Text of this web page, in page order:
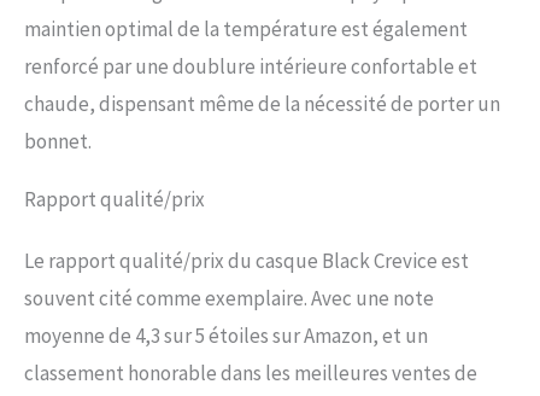
maintien optimal de la température est également
renforcé par une doublure intérieure confortable et
chaude, dispensant même de la nécessité de porter un
bonnet.
Rapport qualité/prix
Le rapport qualité/prix du casque Black Crevice est
souvent cité comme exemplaire. Avec une note
moyenne de 4,3 sur 5 étoiles sur Amazon, et un
classement honorable dans les meilleures ventes de